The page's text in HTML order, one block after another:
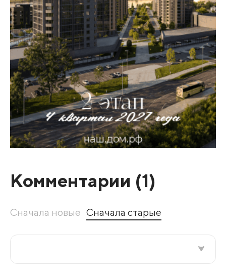
Комментарии (1)
Сначала новые Сначала старые